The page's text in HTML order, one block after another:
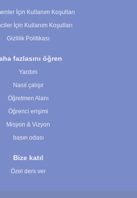
İçin Kullanım Koşulları
İçin Kullanım Koşulları
Gizlilik Politikası
fazlasını öğren
Yardım
Nasıl çalışır
Öğretmen Alanı
Öğrenci erişimi
Misyon & Vizyon
basın odası
Bize katıl
Özel ders ver